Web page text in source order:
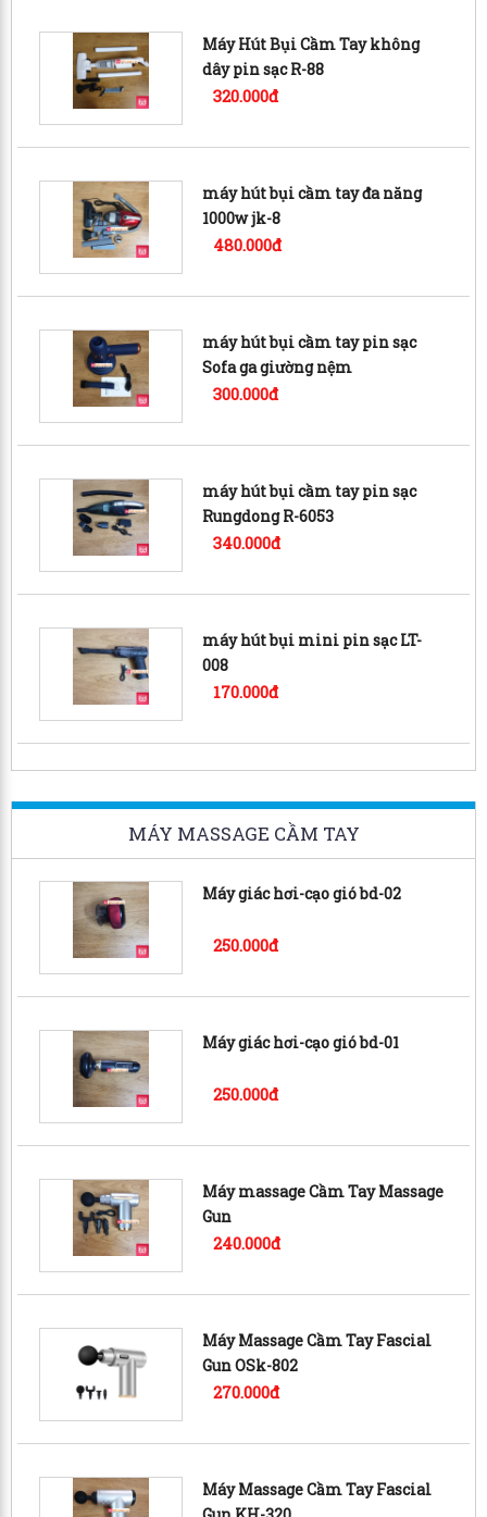
Máy Hút Bụi Cầm Tay không
dây pin sạc R-88
320.000đ
máy hút bụi cầm tay đa năng
1000w jk-8
480.000đ
máy hút bụi cầm tay pin sạc
Sofa ga giường nệm
300.000đ
máy hút bụi cầm tay pin sạc
Rungdong R-6053
340.000đ
máy hút bụi mini pin sạc LT-
008
170.000đ
MÁY MASSAGE CẦM TAY
Máy giác hơi-cạo gió bd-02
250.000đ
Máy giác hơi-cạo gió bd-01
250.000đ
Máy massage Cầm Tay Massage
Gun
240.000đ
Máy Massage Cầm Tay Fascial
Gun OSk-802
270.000đ
Máy Massage Cầm Tay Fascial